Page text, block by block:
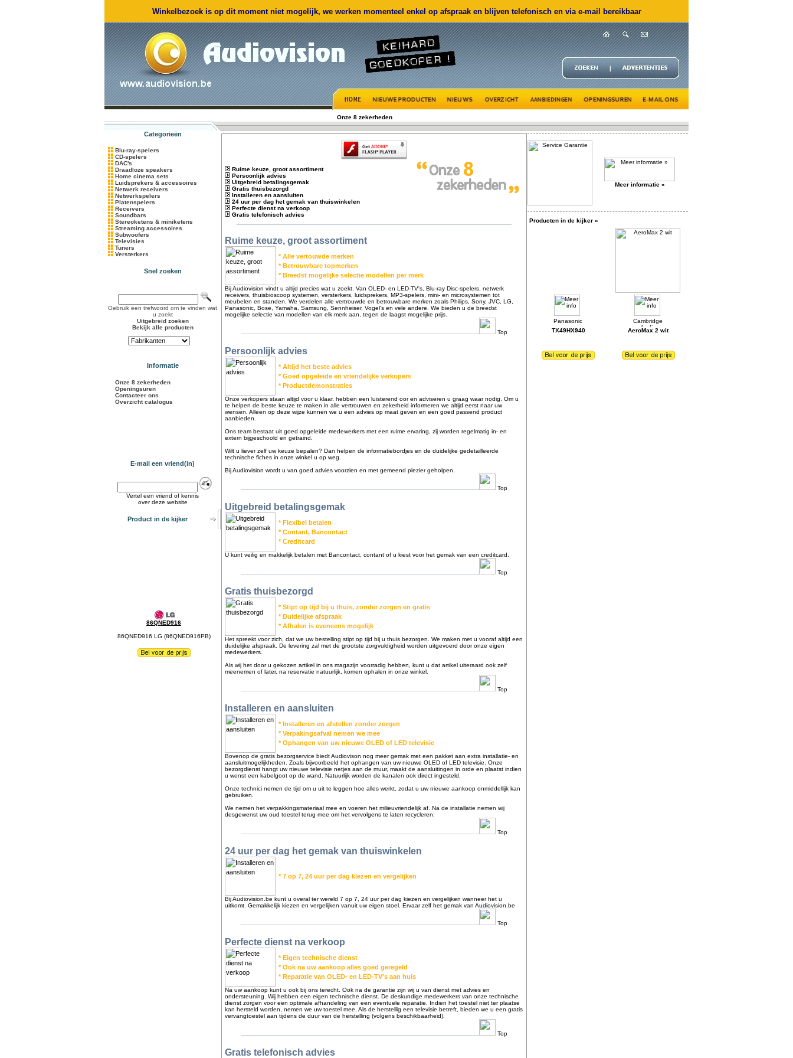
Winkelbezoek is op dit moment niet mogelijk, we werken momenteel enkel op afspraak en blijven telefonisch en via e-mail bereikbaar
Onze 8 zekerheden
Categorieën
Blu-ray-spelers
CD-spelers
DAC's
Draadloze speakers
Home cinema sets
Luidsprekers & accessoires
Netwerk receivers
Netwerkspelers
Platenspelers
Receivers
Soundbars
Stereoketens & miniketens
Streaming accessoires
Subwoofers
Televisies
Tuners
Versterkers
Snel zoeken
Gebruik een trefwoord om te vinden wat
u zoekt
Uitgebreid zoeken
Bekijk alle producten
Informatie
Onze 8 zekerheden
Openingsuren
Contacteer ons
Overzicht catalogus
E-mail een vriend(in)
Vertel een vriend of kennis
over deze website
Product in de kijker
86QNED916
86QNED916 LG (86QNED916PB)
Ruime keuze, groot assortiment
Persoonlijk advies
Uitgebreid betalingsgemak
Gratis thuisbezorgd
Installeren en aansluiten
24 uur per dag het gemak van thuiswinkelen
Perfecte dienst na verkoop
Gratis telefonisch advies
Ruime keuze, groot assortiment
* Alle vertouwde merken
* Betrouwbare topmerken
* Breedst mogelijke selectie modellen per merk
Bij Audiovision vindt u altijd precies wat u zoekt. Van OLED- en LED-TV's, Blu-ray Disc-spelers, netwerk
receivers, thuisbioscoop systemen, versterkers, luidsprekers, MP3-spelers, mini- en microsystemen tot
meubelen en standen. We verdelen alle vertrouwde en betrouwbare merken zoals Philips, Sony, JVC, LG,
Panasonic, Bose, Yamaha, Samsung, Sennheiser, Vogel's en vele andere. We bieden u de breedst
mogelijke selectie van modellen van elk merk aan, tegen de laagst mogelijke prijs.
Top
Persoonlijk advies
* Altijd het beste advies
* Goed opgeleide en vriendelijke verkopers
* Productdemonstraties
Onze verkopers staan altijd voor u klaar, hebben een luisterend oor en adviseren u graag waar nodig. Om u
te helpen de beste keuze te maken in alle vertrouwen en zekerheid informeren we altijd eerst naar uw
wensen. Alleen op deze wijze kunnen we u een advies op maat geven en een goed passend product
aanbieden.
Ons team bestaat uit goed opgeleide medewerkers met een ruime ervaring, zij worden regelmatig in- en
extern bijgeschoold en getraind.
Wilt u liever zelf uw keuze bepalen? Dan helpen de informatiebordjes en de duidelijke gedetailleerde
technische fiches in onze winkel u op weg.
Bij Audiovision wordt u van goed advies voorzien en met gemeend plezier geholpen.
Top
Uitgebreid betalingsgemak
* Flexibel betalen
* Contant, Bancontact
* Creditcard
U kunt veilig en makkelijk betalen met Bancontact, contant of u kiest voor het gemak van een creditcard.
Top
Gratis thuisbezorgd
* Stipt op tijd bij u thuis, zonder zorgen en gratis
* Duidelijke afspraak
* Afhalen is eveneens mogelijk
Het spreekt voor zich, dat we uw bestelling stipt op tijd bij u thuis bezorgen. We maken met u vooraf altijd een
duidelijke afspraak. De levering zal met de grootste zorgvuldigheid worden uitgevoerd door onze eigen
medewerkers.
Als wij het door u gekozen artikel in ons magazijn voorradig hebben, kunt u dat artikel uiteraard ook zelf
meenemen of later, na reservatie natuurlijk, komen ophalen in onze winkel.
Top
Installeren en aansluiten
* Installeren en afstellen zonder zorgen
* Verpakingsafval nemen we mee
* Ophangen van uw nieuwe OLED of LED televisie
Bovenop de gratis bezorgservice biedt Audiovison nog meer gemak met een pakket aan extra installatie- en
aansluitmogelijkheden. Zoals bijvoorbeeld het ophangen van uw nieuwe OLED of LED televisie. Onze
bezorgdienst hangt uw nieuwe televisie netjes aan de muur, maakt de aansluitingen in orde en plaatst indien
u wenst een kabelgoot op de wand. Natuurlijk worden de kanalen ook direct ingesteld.
Onze technici nemen de tijd om u uit te leggen hoe alles werkt, zodat u uw nieuwe aankoop onmiddellijk kan
gebruiken.
We nemen het verpakkingsmateriaal mee en voeren het milieuvriendelijk af. Na de installatie nemen wij
desgewenst uw oud toestel terug mee om het vervolgens te laten recycleren.
Top
24 uur per dag het gemak van thuiswinkelen
* 7 op 7, 24 uur per dag kiezen en vergelijken
Bij Audiovision.be kunt u overal ter wereld 7 op 7, 24 uur per dag kiezen en vergelijken wanneer het u
uitkomt. Gemakkelijk kiezen en vergelijken vanuit uw eigen stoel. Ervaar zelf het gemak van Audiovision.be
Top
Perfecte dienst na verkoop
* Eigen technische dienst
* Ook na uw aankoop alles goed geregeld
* Reparatie van OLED- en LED-TV's aan huis
Na uw aankoop kunt u ook bij ons terecht. Ook na de garantie zijn wij u van dienst met advies en
ondersteuning. Wij hebben een eigen technische dienst. De deskundige medewerkers van onze technische
dienst zorgen voor een optimale afhandeling van een eventuele reparatie. Indien het toestel niet ter plaatse
kan hersteld worden, nemen we uw toestel mee. Als de herstellig een televisie betreft, bieden we u een gratis
vervangtoestel aan tijdens de duur van de herstelling (volgens beschikbaarheid).
Top
Gratis telefonisch advies
Meer informatie »
Producten in de kijker »
TX49HX940 AeroMax 2 wit